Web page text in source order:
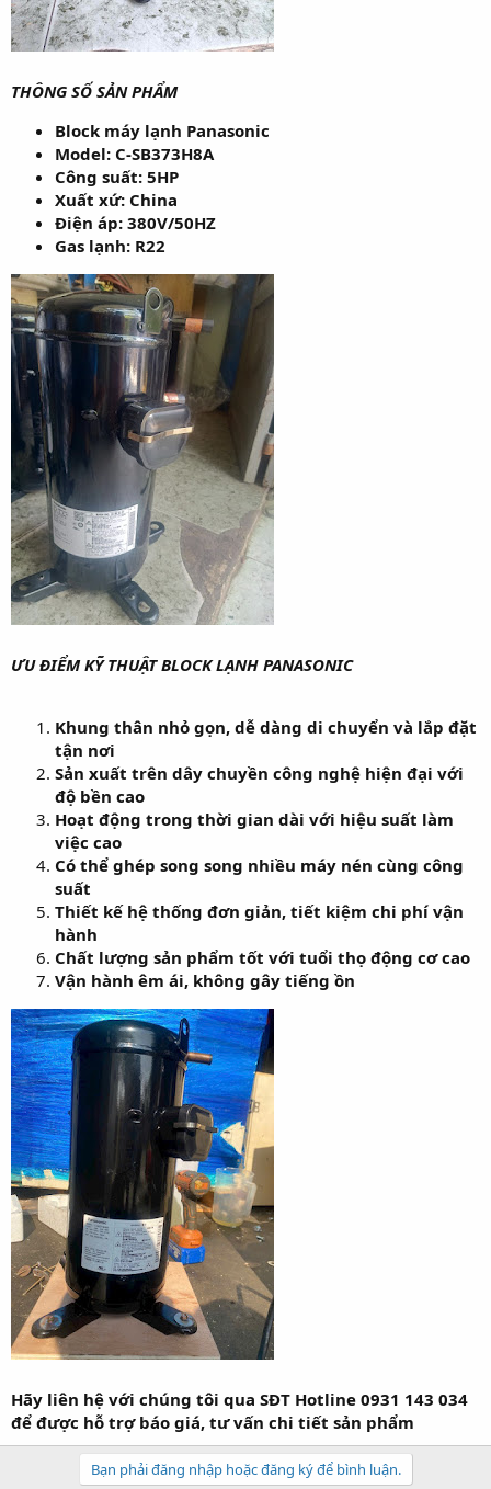
THÔNG SỐ SẢN PHẨM
Block máy lạnh Panasonic
Model: C-SB373H8A
Công suất: 5HP
Xuất xứ: China
Điện áp: 380V/50HZ
Gas lạnh: R22
ƯU ĐIỂM KỸ THUẬT BLOCK LẠNH PANASONIC
Khung thân nhỏ gọn, dễ dàng di chuyển và lắp đặt
tận nơi
Sản xuất trên dây chuyền công nghệ hiện đại với
độ bền cao
Hoạt động trong thời gian dài với hiệu suất làm
việc cao
Có thể ghép song song nhiều máy nén cùng công
suất
Thiết kế hệ thống đơn giản, tiết kiệm chi phí vận
hành
Chất lượng sản phẩm tốt với tuổi thọ động cơ cao
Vận hành êm ái, không gây tiếng ồn
Hãy liên hệ với chúng tôi qua SĐT Hotline 0931 143 034
để được hỗ trợ báo giá, tư vấn chi tiết sản phẩm
Bạn phải đăng nhập hoặc đăng ký để bình luận.